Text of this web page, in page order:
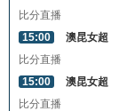
比分直播
15:00
澳昆女超
比分直播
15:00
澳昆女超
比分直播